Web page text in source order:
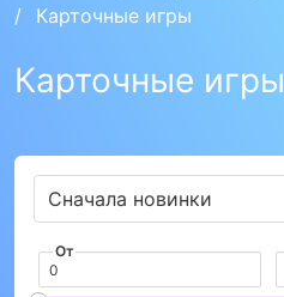
Карточные игры
Карточные игры
От